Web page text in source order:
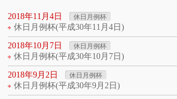
2018年11月4日 休日月例杯
休日月例杯(平成30年11月4日)
2018年10月7日 休日月例杯
休日月例杯(平成30年10月7日)
2018年9月2日 休日月例杯
休日月例杯(平成30年9月2日)